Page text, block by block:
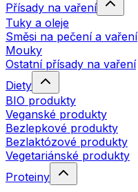
Přísady na vaření
Tuky a oleje
Směsi na pečení a vaření
Mouky
Ostatní přísady na vaření
Diety
BIO produkty
Veganské produkty
Bezlepkové produkty
Bezlaktózové produkty
Vegetariánské produkty
Proteiny